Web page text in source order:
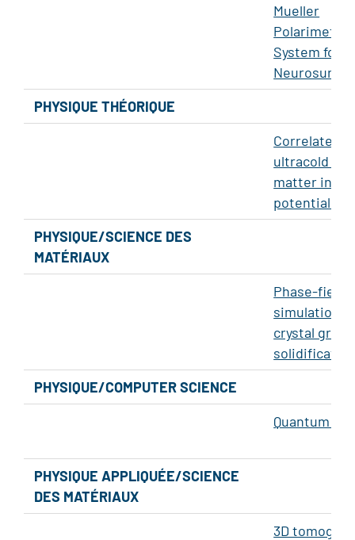
Mueller
Polarimetric
System for
PHYSIQUE THÉORIQUE
Correlated
ultracold
matter in
potentials
PHYSIQUE/SCIENCE DES
MATÉRIAUX
Phase-field
simulations
crystal
PHYSIQUE/COMPUTER SCIENCE
Quantum
PHYSIQUE APPLIQUÉE/SCIENCE
DES MATÉRIAUX
3D